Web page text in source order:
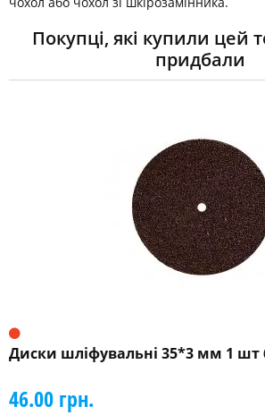
Покупці, які купили цей
придбали
Диски шліфувальні 35*3 мм 1 шт
46.00 грн.